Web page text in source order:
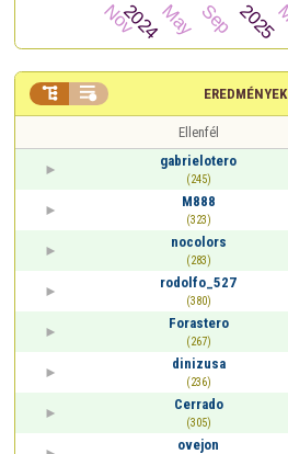
EREDMÉNYEK
 
Ellenfél
gabrielotero
(245)
M888
(323)
nocolors
(283)
rodolfo_527
(380)
Forastero
(267)
dinizusa
(236)
Cerrado
(305)
ovejon